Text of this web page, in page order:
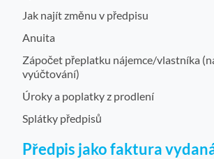
Jak najít změnu v předpisu
Anuita
Zápočet přeplatku nájemce/vlastníka
vyúčtování)
Úroky a poplatky z prodlení
Splátky předpisů
Předpis jako faktura